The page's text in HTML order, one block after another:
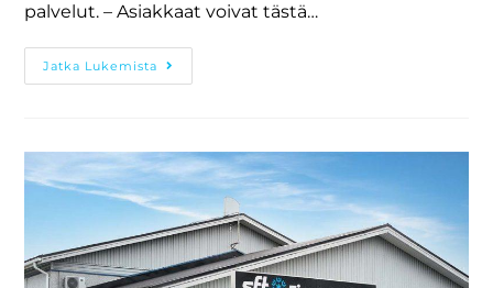
palvelut. – Asiakkaat voivat tästä…
Jatka Lukemista